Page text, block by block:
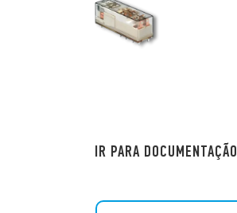
IR PARA DOCUMENTAÇÃO